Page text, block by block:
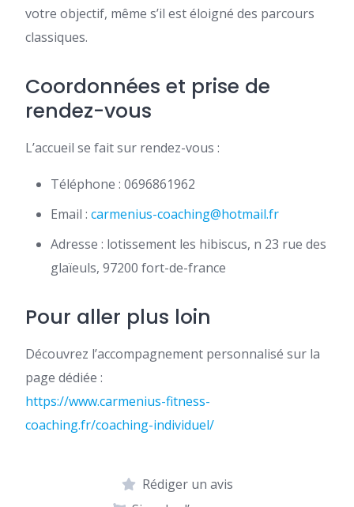
votre objectif, même s’il est éloigné des parcours
classiques.
Coordonnées et prise de
rendez-vous
L’accueil se fait sur rendez-vous :
Téléphone : 0696861962
Email : carmenius-coaching@hotmail.fr
Adresse : lotissement les hibiscus, n 23 rue des
glaïeuls, 97200 fort-de-france
Pour aller plus loin
Découvrez l’accompagnement personnalisé sur la
page dédiée :
https://www.carmenius-fitness-
coaching.fr/coaching-individuel/
Rédiger un avis